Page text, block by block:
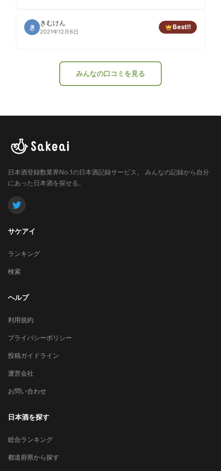
き
きむけん
2021年12月6日
Best!!
みんなの口コミを見る
日本酒登録数業界No.1の日本酒記録サービス。
みんなの記録から自分
にあった日本酒を探せる。
サケアイ
ランキング
検索
ヘルプ
利用規約
プライバシーポリシー
投稿ガイドライン
運営会社
お問い合わせ
日本酒を探す
総合ランキング
都道府県から探す